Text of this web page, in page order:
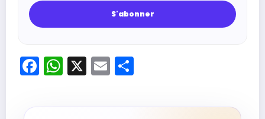
Facebook
WhatsApp
X Email